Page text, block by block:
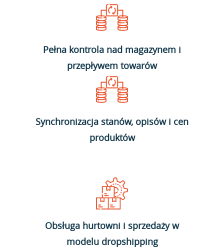
Pełna kontrola nad magazynem i
przepływem towarów
Synchronizacja stanów, opisów i cen
produktów
Obsługa hurtowni i sprzedaży w
modelu dropshipping